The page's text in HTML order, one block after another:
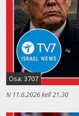
Osa: 3707
N 11.6.2026 kell 21.30